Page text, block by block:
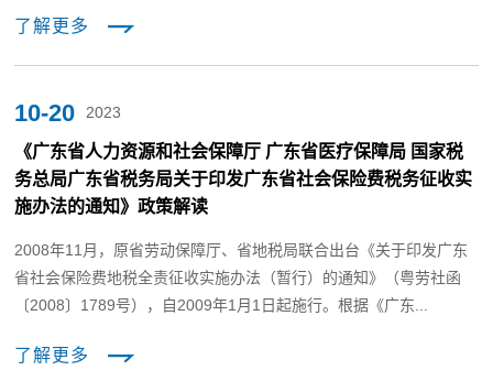
了解更多
10-20 2023
《广东省人力资源和社会保障厅 广东省医疗保障局 国家税
务总局广东省税务局关于印发广东省社会保险费税务征收实
施办法的通知》政策解读
2008年11月，原省劳动保障厅、省地税局联合出台《关于印发广东
省社会保险费地税全责征收实施办法（暂行）的通知》（粤劳社函
〔2008〕1789号），自2009年1月1日起施行。根据《广东...
了解更多